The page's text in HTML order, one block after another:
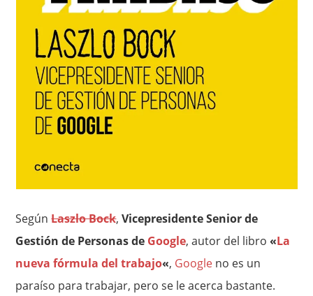
SegúnLaszlo Bock,Vicepresidente Senior de
Gestión de Personas de Google, autor del libro«La
nueva fórmula del trabajo«, Google no es un
paraíso para trabajar, pero se le acerca bastante.